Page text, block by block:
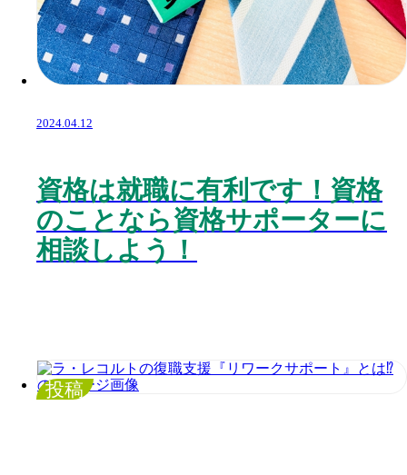
2024.04.12
資格は就職に有利です！資格
のことなら資格サポーターに
相談しよう！
投稿